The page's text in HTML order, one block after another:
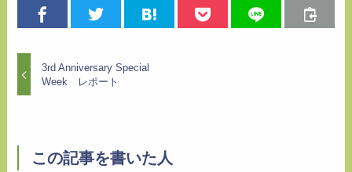
3rd Anniversary Special
Week レポート
この記事を書いた人